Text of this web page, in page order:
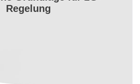
Regelung